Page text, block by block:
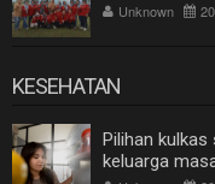
Unknown
KESEHATAN
Pilihan
keluarga